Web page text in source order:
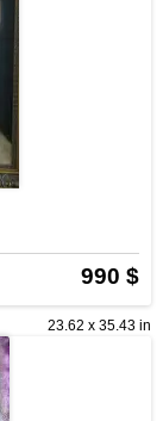
990 $
23.62 x 35.43 in